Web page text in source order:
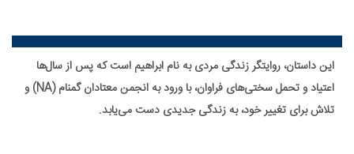
این داستان، روایتگر زندگی مردی به نام ابراهیم است که پس از سال‌ها
اعتیاد و تحمل سختی‌های فراوان، با ورود به انجمن معتادان گمنام (NA) و
تلاش برای تغییر خود، به زندگی جدیدی دست می‌یابد.